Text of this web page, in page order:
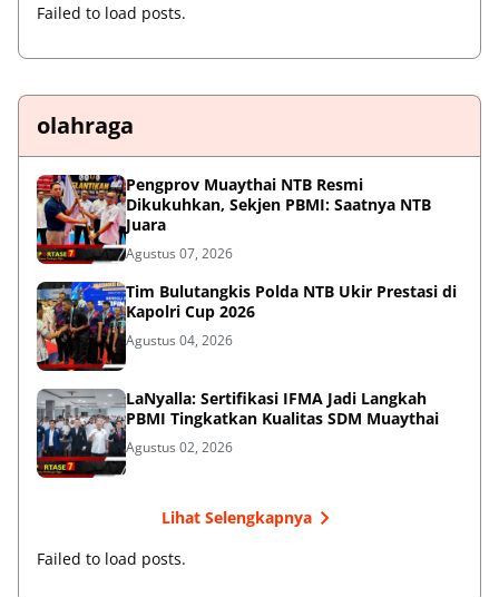
Failed to load posts.
olahraga
Pengprov Muaythai NTB Resmi
Dikukuhkan, Sekjen PBMI: Saatnya NTB
Juara
Agustus 07, 2026
Tim Bulutangkis Polda NTB Ukir Prestasi di
Kapolri Cup 2026
Agustus 04, 2026
LaNyalla: Sertifikasi IFMA Jadi Langkah
PBMI Tingkatkan Kualitas SDM Muaythai
Agustus 02, 2026
Lihat Selengkapnya
Failed to load posts.